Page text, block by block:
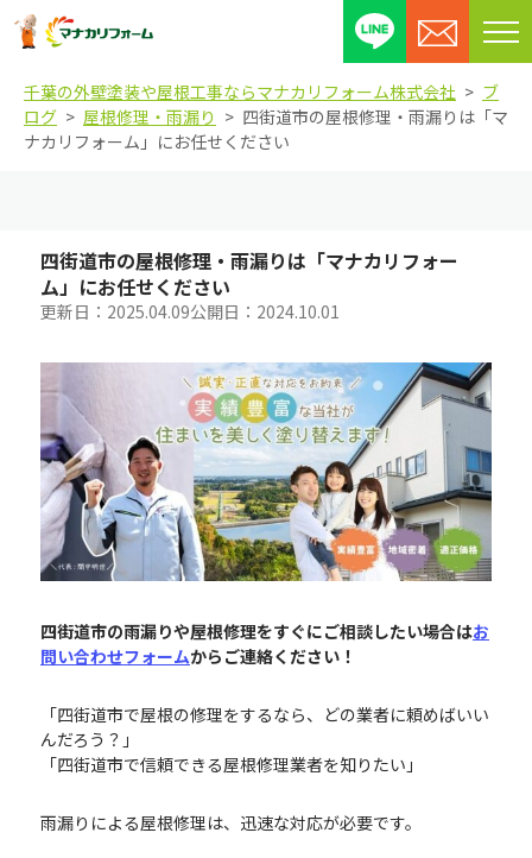
メ
ニ
ー
千葉の外壁塗装や屋根工事ならマナカリフォーム株式会社
ブ
ログ
屋根修理・雨漏り
四街道市の屋根修理・雨漏りは「マ
ナカリフォーム」にお任せください
四街道市の屋根修理・雨漏りは「マナカリフォー
ム」にお任せください
更新日： 2025.04.09公開日： 2024.10.01
四街道市の雨漏りや屋根修理をすぐにご相談したい場合はお
問い合わせフォームからご連絡ください！
「四街道市で屋根の修理をするなら、どの業者に頼めばいい
んだろう？」
「四街道市で信頼できる屋根修理業者を知りたい」
雨漏りによる屋根修理は、迅速な対応が必要です。